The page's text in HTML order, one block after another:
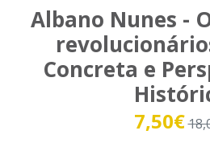
Albano Nunes -
Concreta e
7,50€